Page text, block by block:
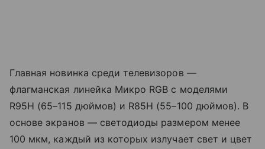
Главная новинка среди телевизоров —
флагманская линейка Микро RGB с моделями
R95H (65–115 дюймов) и R85H (55–100 дюймов). В
основе экранов — светодиоды размером менее
100 мкм, каждый из которых излучает свет и цвет